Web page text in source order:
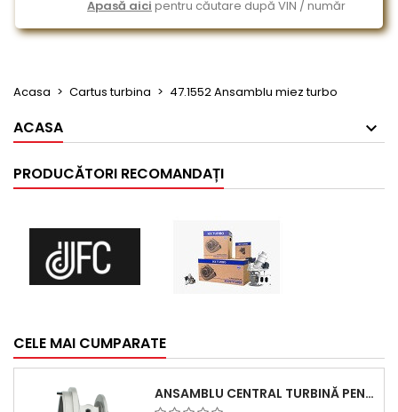
Apasă aici pentru căutare după VIN / număr
Acasa Cartus turbina 47.1552 Ansamblu miez turbo
ACASA
PRODUCĂTORI RECOMANDAȚI
CELE MAI CUMPARATE
ANSAMBLU CENTRAL TURBINĂ PENTRU BMW SERIA 3, SERIA 5 ȘI X3 - PERFORMANȚĂ ȘI FIABILITATE